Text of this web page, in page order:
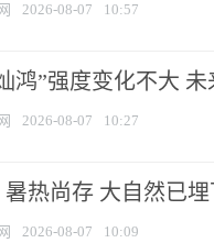
2026-08-07 10:57
鸿”强度变化不大
2026-08-07 10:27
暑热尚存 大自然已
2026-08-07 10:09